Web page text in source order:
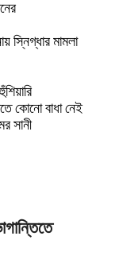
স্নিগ্ধার মামলা
কোনো বাধা নেই
সানী